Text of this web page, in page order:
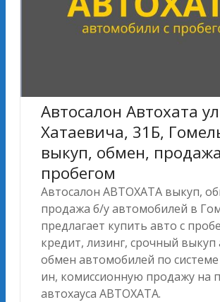
Автосалон Автохата
Хатаевича, 31Б,
выкуп, обмен,
пробегом
Автосалон АВТОХАТА выкуп,
продажа б/у автомобилей в
предлагает купить авто с
кредит, лизинг, срочный выкуп
обмен автомобилей по
ин, комиссионную продажу на
автохауса АВТОХАТА.